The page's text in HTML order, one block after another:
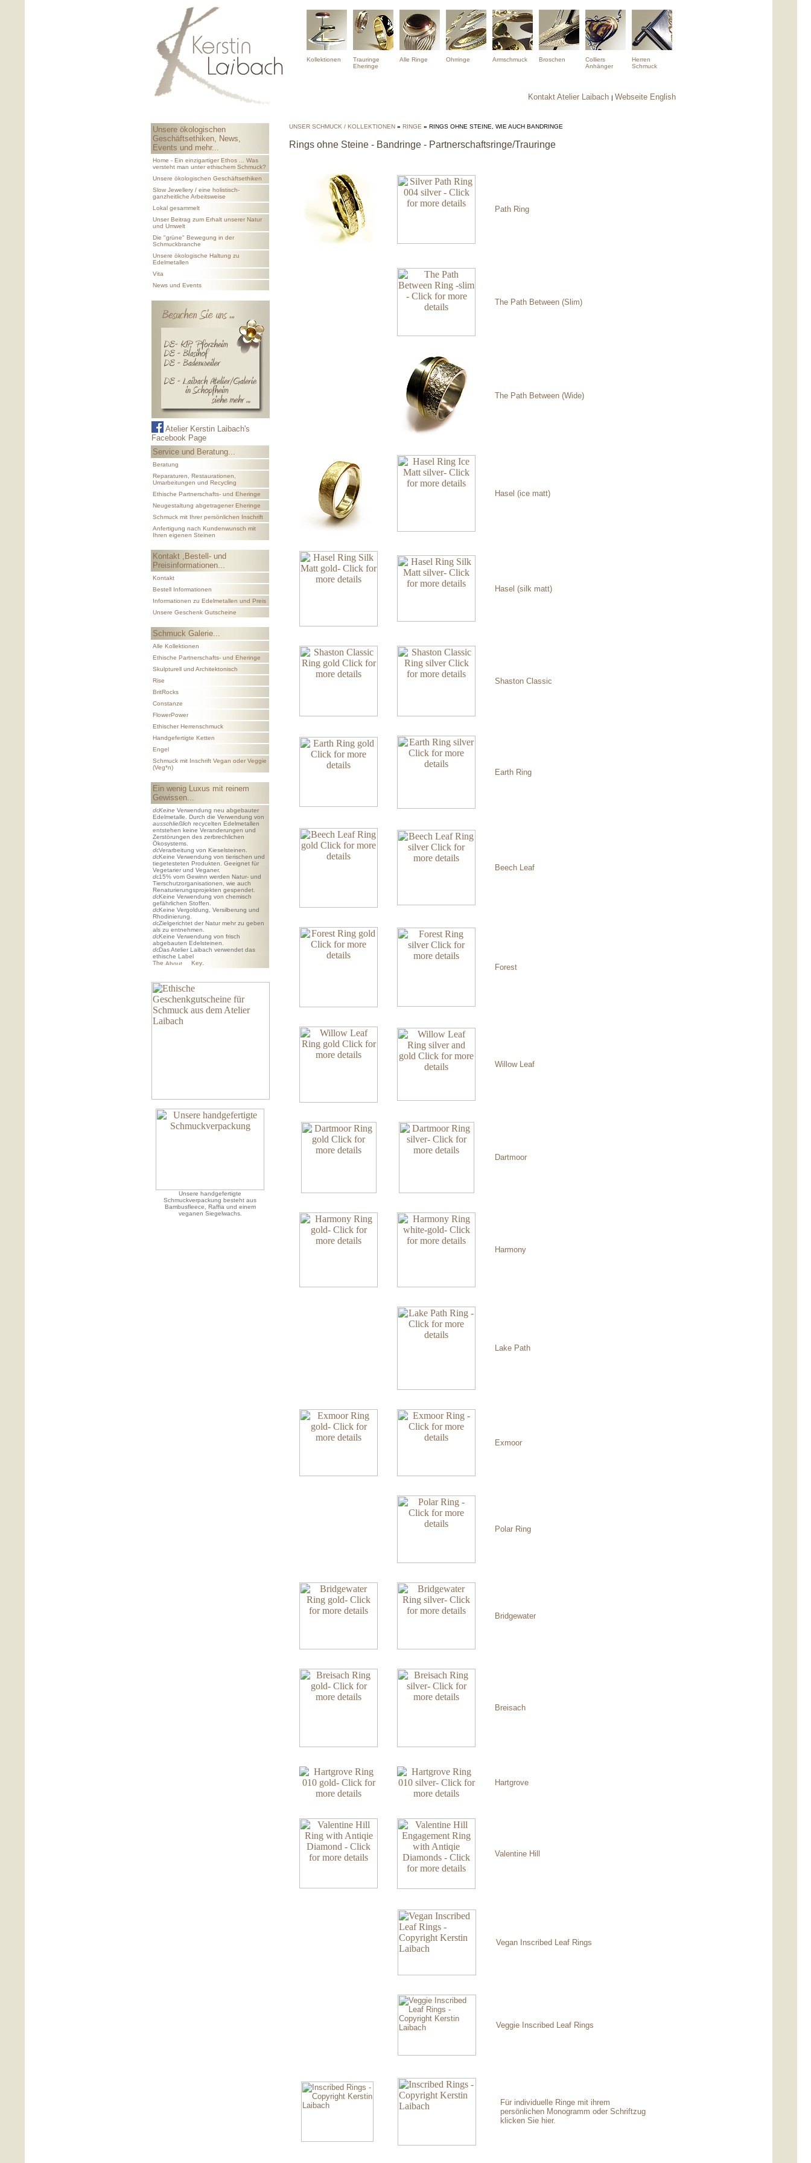
Kollektionen
Trauringe
Eheringe
Alle Ringe Ohrringe Armschmuck Broschen
Colliers
Anhänger
Herren
Schmuck
Kontakt Atelier Laibach | Webseite English
Unsere ökologischen
Geschäftsethiken, News,
Events und mehr...
Home - Ein einzigartiger Ethos ... Was
versteht man unter ethischem Schmuck?
Unsere ökologischen Geschäftsethiken
Slow Jewellery / eine holistisch-
ganzheitliche Arbeitsweise
Lokal gesammelt
Unser Beitrag zum Erhalt unserer Natur
und Umwelt
Die "grüne" Bewegung in der
Schmuckbranche
Unsere ökologische Haltung zu
Edelmetallen
Vita
News und Events
Atelier Kerstin Laibach's
Facebook Page
Service und Beratung...
Beratung
Reparaturen, Restaurationen,
Umarbeitungen und Recycling
Ethische Partnerschafts- und Eheringe
Neugestaltung abgetragener Eheringe
Schmuck mit Ihrer persönlichen Inschrift
Anfertigung nach Kundenwunsch mit
Ihren eigenen Steinen
Kontakt ,Bestell- und
Preisinformationen...
Kontakt
Bestell Informationen
Informationen zu Edelmetallen und Preis
Unsere Geschenk Gutscheine
Schmuck Galerie...
Alle Kollektionen
Ethische Partnerschafts- und Eheringe
Skulpturell und Architektonisch
Rise
BritRocks
Constanze
FlowerPower
Ethischer Herrenschmuck
Handgefertigte Ketten
Engel
Schmuck mit Inschrift Vegan oder Veggie
(Veg*n)
Ein wenig Luxus mit reinem
Gewissen...
Keine Verwendung neu abgebauter
Edelmetalle. Durch die Verwendung von
ausschließlich recycelten Edelmetallen
entstehen keine Veranderungen und
Zerstörungen des zerbrechlichen
Ökosystems.
Verarbeitung von Kieselsteinen.
Keine Verwendung von tierischen und
tiegetesteten Produkten. Geeignet für
Vegetarier und Veganer.
15% vom Gewinn werden Natur- und
Tierschutzorganisationen, wie auch
Renaturierungsprojekten gespendet.
Keine Verwendung von chemisch
gefährlichen Stoffen.
Keine Vergoldung, Versilberung und
Rhodinierung.
Zielgerichtet der Natur mehr zu geben
als zu entnehmen.
Keine Verwendung von frisch
abgebauten Edelsteinen.
Das Atelier Laibach verwendet das
ethische Label
The
Key
Unsere handgefertigte
Schmuckverpackung besteht aus
Bambusfleece, Raffia und einem
veganen Siegelwachs.
UNSER SCHMUCK / KOLLEKTIONEN » RINGE » RINGS OHNE STEINE, WIE AUCH BANDRINGE
Rings ohne Steine - Bandringe - Partnerschaftsringe/Trauringe
Path Ring
The Path Between (Slim)
The Path Between (Wide)
Hasel (ice matt)
Hasel (silk matt)
Shaston Classic
Earth Ring
Beech Leaf
Forest
Willow Leaf
Dartmoor
Harmony
Lake Path
Exmoor
Polar Ring
Bridgewater
Breisach
Hartgrove
Valentine Hill
Vegan Inscribed Leaf Rings
Veggie Inscribed Leaf Rings
Für individuelle Ringe mit ihrem
persönlichen Monogramm oder Schriftzug
klicken Sie hier.